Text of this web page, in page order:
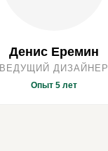
Денис Еремин
ВЕДУЩИЙ ДИЗАЙНЕР
Опыт 5 лет